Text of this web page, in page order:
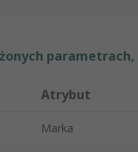
Atrybut
Marka